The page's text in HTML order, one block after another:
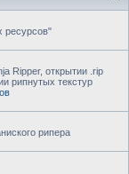
ресурсов"
Ripper, открытии .rip
рипнутых текстур
рипера